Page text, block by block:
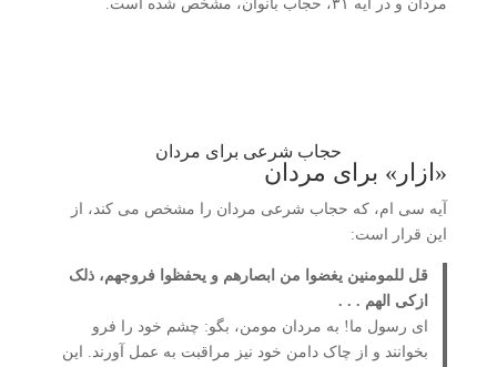
مردان و در آیه ۳۱، حجاب بانوان، مشخص شده است.
حجاب شرعی برای مردان
«ازار» برای مردان
آیه سی ام، که حجاب شرعی مردان را مشخص می کند، از
این قرار است:
قل للمومنین یغضوا من ابصارهم و یحفظوا فروجهم، ذلک
ازکی الهم . . .
ای رسول ما! به مردان مومن، بگو: چشم خود را فرو
بخوانند و از چاک دامن خود نیز مراقبت به عمل آورند. این